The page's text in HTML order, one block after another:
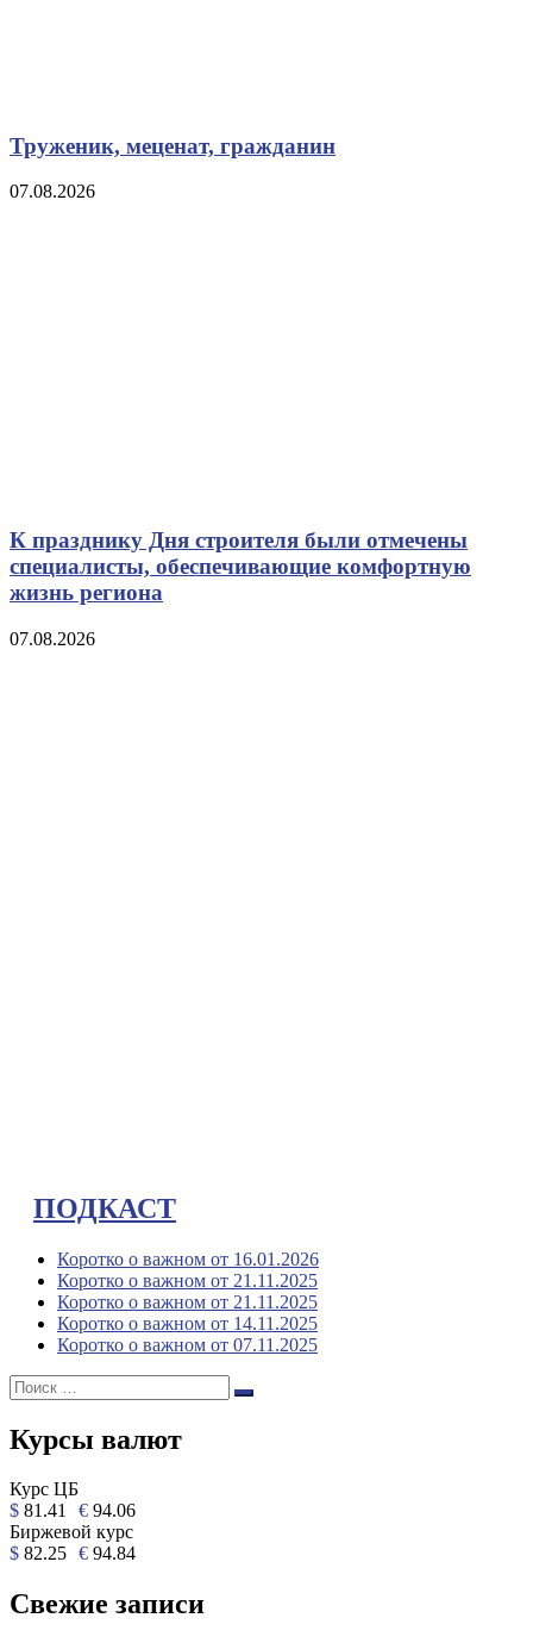
Труженик, меценат, гражданин
07.08.2026
К празднику Дня строителя были отмечены
специалисты, обеспечивающие комфортную
жизнь региона
07.08.2026
ПОДКАСТ
Коротко о важном от 16.01.2026
Коротко о важном от 21.11.2025
Коротко о важном от 21.11.2025
Коротко о важном от 14.11.2025
Коротко о важном от 07.11.2025
Поиск:
Поиск
Курсы валют
Курс ЦБ
$ 81.41 € 94.06
Биржевой курс
$ 82.25 € 94.84
Свежие записи